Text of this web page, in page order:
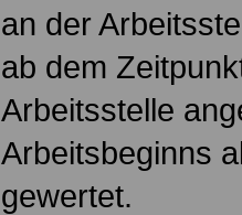
an der
ab dem
Arbeitsstelle
Arbeitsbeginns
gewertet.